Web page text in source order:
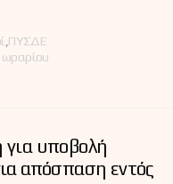
ΠΥΣΔΕ
υποβολή
απόσπαση εντός